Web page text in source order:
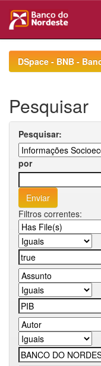
navigationDSpace - BNB -
Pesquisar
Pesquisar:
por
Filtros correntes: